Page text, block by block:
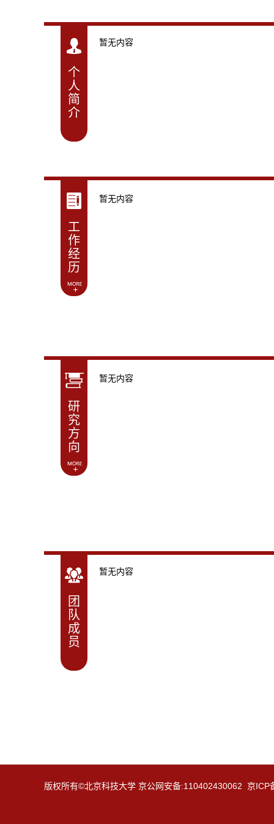
个
人
简
介
暂无内容
工
作
经
历
暂无内容
研
究
方
向
暂无内容
团
队
成
员
暂无内容
版权所有©北京科技大学 京公网安备:110402430062 京ICP